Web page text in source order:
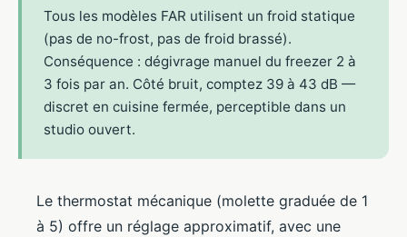
Tous les modèles FAR utilisent un froid statique
(pas de no-frost, pas de froid brassé).
Conséquence : dégivrage manuel du freezer 2 à
3 fois par an. Côté bruit, comptez 39 à 43 dB —
discret en cuisine fermée, perceptible dans un
studio ouvert.
Le thermostat mécanique (molette graduée de 1
à 5) offre un réglage approximatif, avec une